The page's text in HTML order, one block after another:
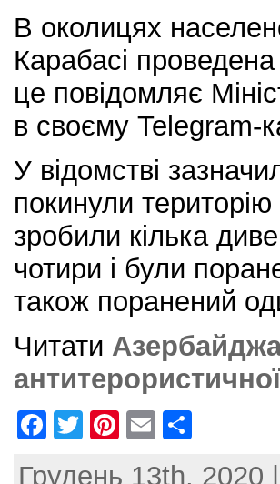
В околицях
Карабасі
це повідомляє
в своєму Telegram-
У відомстві
покинули
зробили кілька
чотири і були
також поранений
Читати
F
T
Pi
E
Грудень 13th, 2020